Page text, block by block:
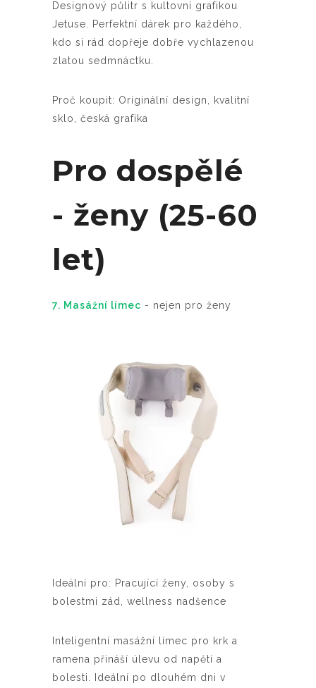
Designový půlitr s kultovní grafikou
Jetuse. Perfektní dárek pro každého,
kdo si rád dopřeje dobře vychlazenou
zlatou sedmnáctku.
Proč koupit: Originální design, kvalitní
sklo, česká grafika
Pro dospělé
- ženy (25-60
let)
7. Masážní límec - nejen pro ženy
Ideální pro: Pracující ženy, osoby s
bolestmi zád, wellness nadšence
Inteligentní masážní límec pro krk a
ramena přináší úlevu od napětí a
bolesti. Ideální po dlouhém dni v